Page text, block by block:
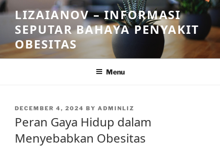
Skip
to
content
LIZAIANOV – INFORMASI
SEPUTAR BAHAYA PENYAKIT
OBESITAS
Menu
POSTED
DECEMBER 4, 2024 BY ADMINLIZ
Peran Gaya Hidup dalam
Menyebabkan Obesitas